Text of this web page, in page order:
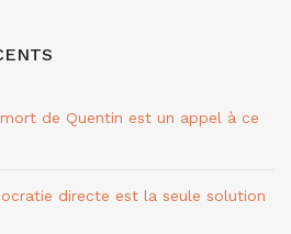
de Quentin est un appel à ce
directe est la seule solution